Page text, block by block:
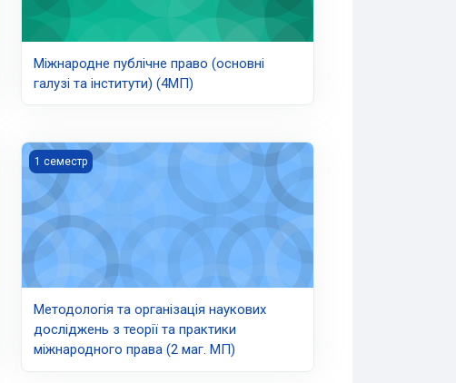
Міжнародне публічне право (основні
галузі та інститути) (4МП)
Методологія та організація наукових досліджень з теорії та
1 семестр
Методологія та організація наукових
досліджень з теорії та практики
міжнародного права (2 маг. МП)